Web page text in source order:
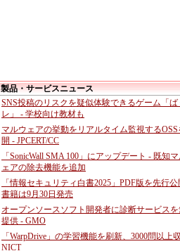
製品・サービスニュース
SNS投稿のリスクを疑似体験できるゲーム「ば
レ」 - 学校向け教材も
マルウェアの挙動をリアルタイム監視するOSS
開 - JPCERT/CC
「SonicWall SMA 100」にアップデート - 既知
ェアの除去機能を追加
「情報セキュリティ白書2025」PDF版を先行公
書籍は9月30日発売
オープンソースソフト開発者に診断サービス
提供 - GMO
「WarpDrive」の学習機能を刷新、3000問以上
NICT